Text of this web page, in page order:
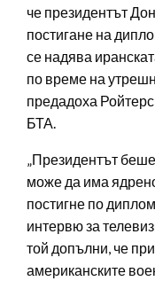
че президентът
постигане на
се надява
по време на
предадоха
БТА.
„Президентът
може да има
постигне по
интервю за
той допълни, че
американските